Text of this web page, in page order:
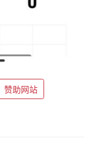
赞助网站